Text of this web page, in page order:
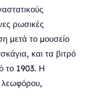
ρωσικές
μετά το μουσείο
και τα βιτρό
το 1903. Η
λεωφόρου,